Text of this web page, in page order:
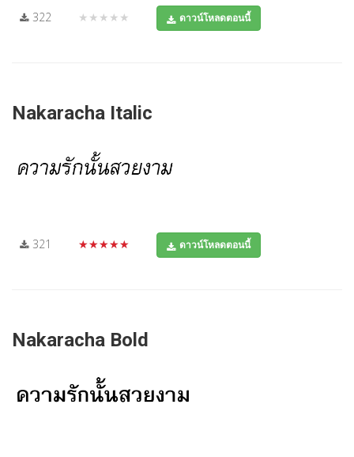
322 ★★★★★ ดาวน์โหลดตอนนี้
Nakaracha Italic
321 ★★★★★ ดาวน์โหลดตอนนี้
Nakaracha Bold